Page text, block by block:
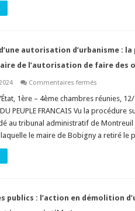
tribunal
administratif
(recours
autorisation d’urbanisme :
de l’autorisation de faire des
Commentaires ferméssur
d’une
autorisation
d’urbanisme
:
la
procédure
1ère – 4ème chambres réunies,
PEUPLE FRANCAIS Vu la
au tribunal administratif de
le maire de Bobigny a retiré le
publics : l’action en démolition